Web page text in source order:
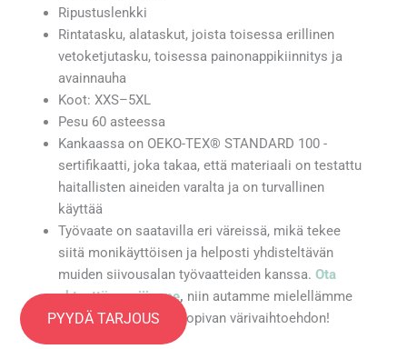
Ripustuslenkki
Rintatasku, alataskut, joista toisessa erillinen
vetoketjutasku, toisessa painonappikiinnitys ja
avainnauha
Koot: XXS–5XL
Pesu 60 asteessa
Kankaassa on OEKO-TEX® STANDARD 100 -
sertifikaatti, joka takaa, että materiaali on testattu
haitallisten aineiden varalta ja on turvallinen
käyttää
Työvaate on saatavilla eri väreissä, mikä tekee
siitä monikäyttöisen ja helposti yhdisteltävän
muiden siivousalan työvaatteiden kanssa.Ota
yhteyttä myyjiimme, niin autamme mielellämme
valitsemaan sinulle sopivan värivaihtoehdon!
PYYDÄ TARJOUS